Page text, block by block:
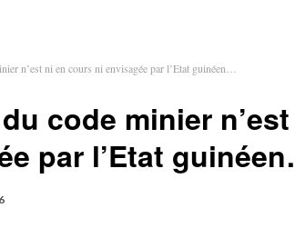
n’est ni en cours ni envisagée par l’Etat guinéen…
code minier
par l’Etat